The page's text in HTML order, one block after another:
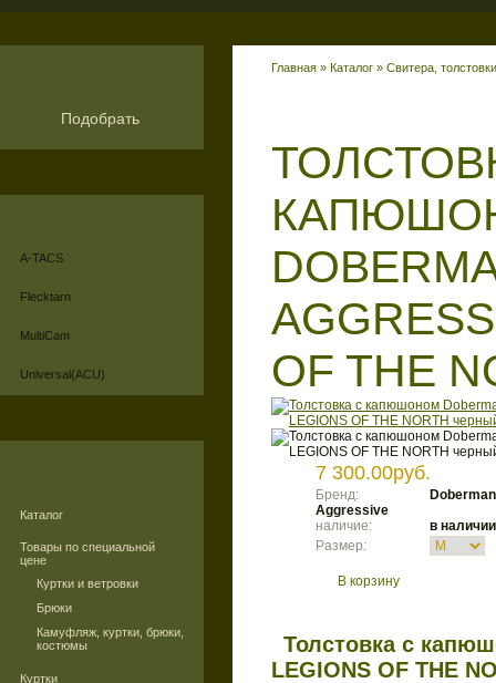
Подобрать
A-TACS
Flecktarn
MultiCam
Universal(ACU)
Каталог
Товары по специальной
цене
Куртки и ветровки
Брюки
Камуфляж, куртки, брюки,
костюмы
Куртки
Главная » Каталог » Свитера,
OF THE
7 300.00руб.
Бренд:
Aggressive
наличие:
в наличии
Размер:
В корзину
Толстовка с
LEGIONS OF THE